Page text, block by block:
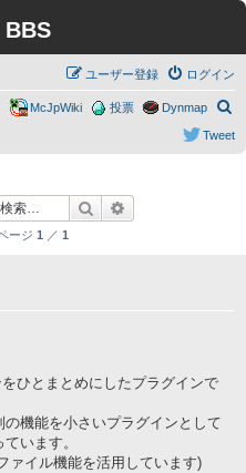
BBS
ログイン
ユーザー登録
索
Dynmap
投票
McJpWiki
Tweet
検索
ージ 1 ／ 1
ひとまとめにしたプラグインで
機能を小さいプラグインとして
います。
ァイル機能を活用しています)